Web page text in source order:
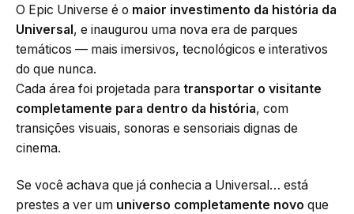
O Epic Universe é o maior investimento da história da
Universal, e inaugurou uma nova era de parques
temáticos — mais imersivos, tecnológicos e interativos
do que nunca.
Cada área foi projetada para transportar o visitante
completamente para dentro da história, com
transições visuais, sonoras e sensoriais dignas de
cinema.
Se você achava que já conhecia a Universal… está
prestes a ver um universo completamente novo que